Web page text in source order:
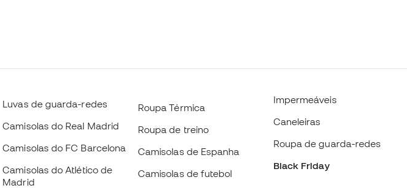
Luvas de guarda-redes
Camisolas do Real Madrid
Camisolas do FC Barcelona
Camisolas do Atlético de
Madrid
Roupa Térmica
Roupa de treino
Camisolas de Espanha
Camisolas de futebol
Impermeáveis
Caneleiras
Roupa de guarda-redes
Black Friday